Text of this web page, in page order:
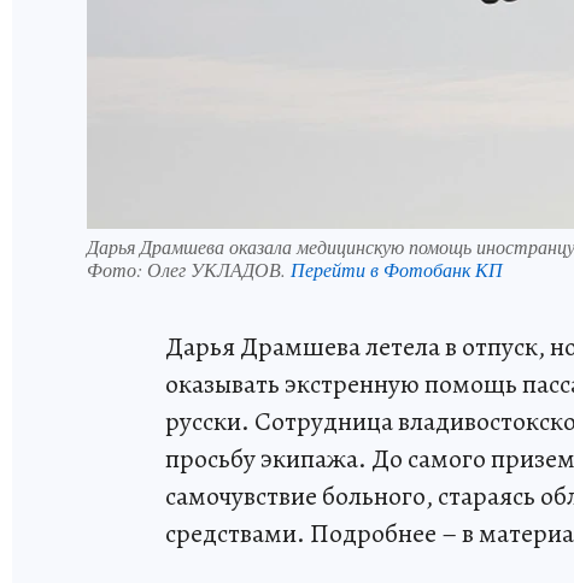
Дарья Драмшева оказала медицинскую помощь
Фото: Олег УКЛАДОВ. Перейти в Фотобанк КП
Дарья Драмшева летела в отпуск,
оказывать экстренную помощь
русски. Сотрудница
просьбу экипажа. До самого
самочувствие больного, стараясь
средствами. Подробнее – в